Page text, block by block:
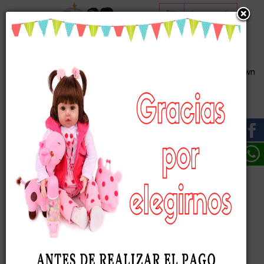
Carro vacío
Princesas Viny Patience con Síndrome de Down